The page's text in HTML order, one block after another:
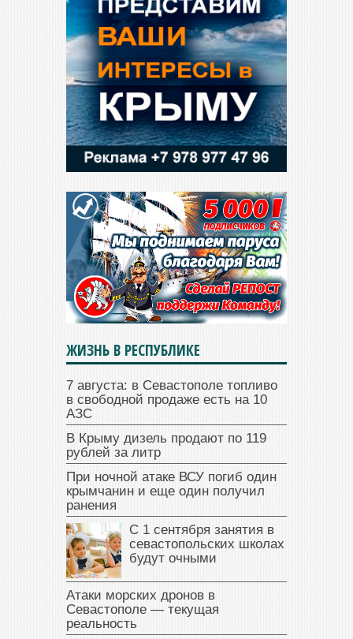
ЖИЗНЬ В РЕСПУБЛИКЕ
7 августа: в Севастополе топливо
в свободной продаже есть на 10
АЗС
В Крыму дизель продают по 119
рублей за литр
При ночной атаке ВСУ погиб один
крымчанин и еще один получил
ранения
С 1 сентября занятия в
севастопольских школах
будут очными
Атаки морских дронов в
Севастополе — текущая
реальность